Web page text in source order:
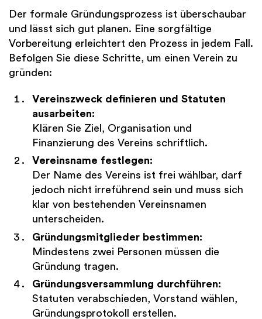
Der formale Gründungsprozess ist überschaubar
und lässt sich gut planen. Eine sorgfältige
Vorbereitung erleichtert den Prozess in jedem Fall.
Befolgen Sie diese Schritte, um einen Verein zu
gründen:
Vereinszweck definieren und Statuten
ausarbeiten:
Klären Sie Ziel, Organisation und
Finanzierung des Vereins schriftlich.
Vereinsname festlegen:
Der Name des Vereins ist frei wählbar, darf
jedoch nicht irreführend sein und muss sich
klar von bestehenden Vereinsnamen
unterscheiden.
Gründungsmitglieder bestimmen:
Mindestens zwei Personen müssen die
Gründung tragen.
Gründungsversammlung durchführen:
Statuten verabschieden, Vorstand wählen,
Gründungsprotokoll erstellen.